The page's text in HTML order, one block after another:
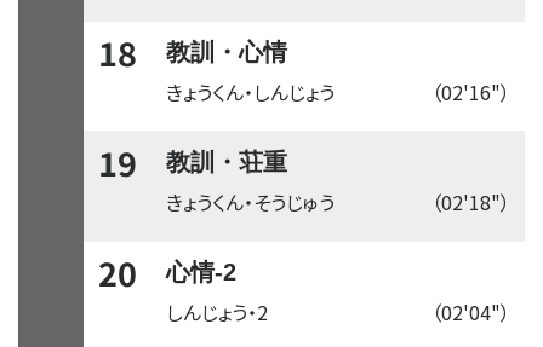
18 教訓・心情
（02'16"）
きょうくん・しんじょう
19 教訓・荘重
（02'18"）
きょうくん・そうじゅう
20 心情-2
（02'04"）
しんじょう・2